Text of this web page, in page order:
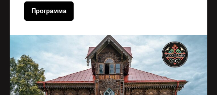
Программа